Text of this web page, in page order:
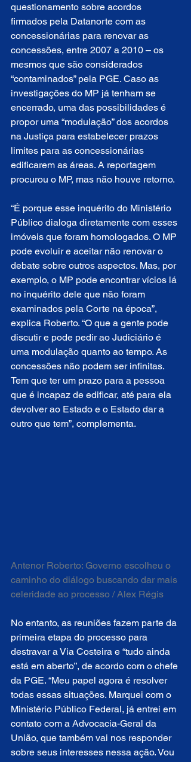
questionamento sobre acordos
firmados pela Datanorte com as
concessionárias para renovar as
concessões, entre 2007 a 2010 – os
mesmos que são considerados
“contaminados” pela PGE. Caso as
investigações do MP já tenham se
encerrado, uma das possibilidades é
propor uma “modulação” dos acordos
na Justiça para estabelecer prazos
limites para as concessionárias
edificarem as áreas. A reportagem
procurou o MP, mas não houve retorno.
“É porque esse inquérito do Ministério
Público dialoga diretamente com esses
imóveis que foram homologados. O MP
pode evoluir e aceitar não renovar o
debate sobre outros aspectos. Mas, por
exemplo, o MP pode encontrar vícios lá
no inquérito dele que não foram
examinados pela Corte na época”,
explica Roberto. “O que a gente pode
discutir e pode pedir ao Judiciário é
uma modulação quanto ao tempo. As
concessões não podem ser infinitas.
Tem que ter um prazo para a pessoa
que é incapaz de edificar, até para ela
devolver ao Estado e o Estado dar a
outro que tem”, complementa.
Antenor Roberto: Governo escolheu o
caminho do diálogo buscando dar mais
celeridade ao processo / Alex Régis
No entanto, as reuniões fazem parte da
primeira etapa do processo para
destravar a Via Costeira e “tudo ainda
está em aberto”, de acordo com o chefe
da PGE. “Meu papel agora é resolver
todas essas situações. Marquei com o
Ministério Público Federal, já entrei em
contato com a Advocacia-Geral da
União, que também vai nos responder
sobre seus interesses nessa ação. Vou